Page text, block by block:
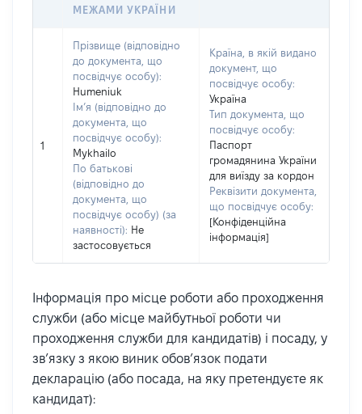
МЕЖАМИ УКРАЇНИ
1
Прізвище (відповідно
до документа, що
посвідчує особу):
Humeniuk
Ім’я (відповідно до
документа, що
посвідчує особу):
Mykhailo
По батькові
(відповідно до
документа, що
посвідчує особу) (за
наявності): Не
застосовується
Країна, в якій видано
документ, що
посвідчує особу:
Україна
Тип документа, що
посвідчує особу:
Паспорт
громадянина України
для виїзду за кордон
Реквізити документа,
що посвідчує особу:
[Конфіденційна
інформація]
Інформація про місце роботи або проходження
служби (або місце майбутньої роботи чи
проходження служби для кандидатів) і посаду, у
зв’язку з якою виник обов’язок подати
декларацію (або посада, на яку претендуєте як
кандидат):